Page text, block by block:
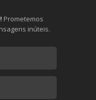
Prometemos
inúteis.